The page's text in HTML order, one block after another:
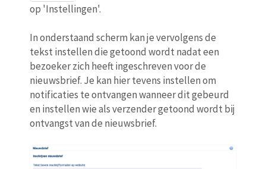
op 'Instellingen'.
In onderstaand scherm kan je vervolgens de
tekst instellen die getoond wordt nadat een
bezoeker zich heeft ingeschreven voor de
nieuwsbrief. Je kan hier tevens instellen om
notificaties te ontvangen wanneer dit gebeurd
en instellen wie als verzender getoond wordt bij
ontvangst van de nieuwsbrief.